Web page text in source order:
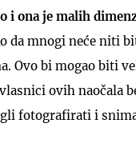
i ona je malih
da mnogi neće niti
Ovo bi mogao biti
ovih naočala
fotografirati i